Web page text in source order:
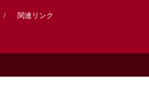
関連リンク